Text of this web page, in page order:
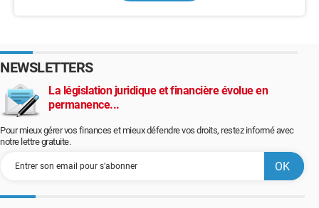
NEWSLETTERS
La législation juridique et financière évolue en
permanence...
Pour mieux gérer vos finances et mieux défendre vos droits, restez informé avec
notre lettre gratuite.